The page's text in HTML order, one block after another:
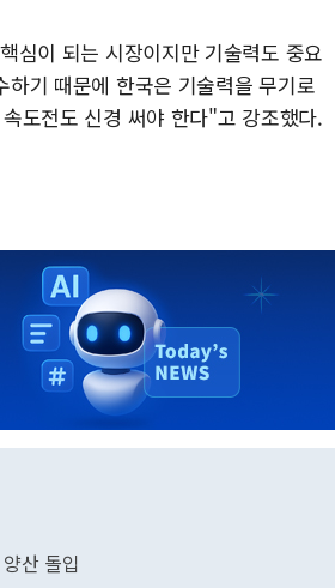
심이 되는 시장이지만 기술력도 중요
기 때문에 한국은 기술력을 무기로
도전도 신경 써야 한다"고 강조했다.
산 돌입